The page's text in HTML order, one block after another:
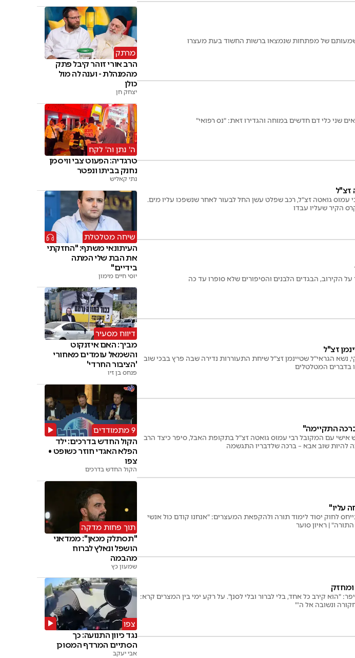
של מפתחות שנמצאו ברשות החשוד בעת מעצרו
שני כלי דם חדשים במוחה והגדירו זאת: "נס רפואי"
זצ"ל
גואטה זצ"ל, רכב שפלט עשן החל לבעור לאחר שנשפכו עליו מים.
הקיר שעליו עבדו
הקירוב, הבגדים הלבנים והסיפורים שלא סופרו עד כה
זצ"ל
נשא הגראי"ל שטיינמן זצ"ל שיחת התעוררות נדירה שבה פרץ בבכי שוב
בדברים המטלטלים
התקיימה"
אישי עם המקובל רבי עמוס גואטה זצ"ל בתקופת האבל, סיפר כיצד הרב
להיות שוב אבא – ברכה שלדבריו התגשמה
עליו"
לחוק יסוד לימוד תורה ולהקפאת המעצרים: "אנחנו קודם כול אנשי
| ראיון סוער
ומחזק
"הוא קירב כל אחד, בלי לברור ובלי לסנן". על רקע ימי בין המצרים קרא:
ונשובה אל ה'"
מרתק
הרב אורי זוהר קיבל פתק
מהמנהלת - וענה לה מול
כולן
יצחק חן
ה' נתן וה' לקח
טרגדיה: הפעוט צבי וויסמן
נחנק בביתו ונפטר
נתי קאליש
שיחה מטלטלת
העיתונאי משתף: "החזקתי
את הבת שלי המתה
בידיים"
יוסי חיים מימון
דיווח מסעיר
מביך: האם איזנקוט
והשמאל עומדים מאחורי
'הציבור החרדי'
פנחס בן זיו
9 מתמודדים
הקול החדש בדרכים: ילד
הפלא האגדי חוזר כשופט •
צפו
הקול החדש בדרכים
תוך פחות מדקה
"תסתלק מכאן": ממדאני
הושפל ונאלץ לברוח
מהבמה
שמעון כץ
צפו
נגד כיוון התנועה: כך
הסתיים המרדף המסוכן
אבי יעקב